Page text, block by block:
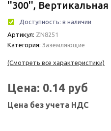
''300'',
Доступность: в наличии
Артикул: ZN8251
Категория: Заземляющие
(Смотреть все характеристики)
Цена: 0.14 руб
Цена без учета НДС